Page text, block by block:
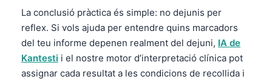
La conclusió pràctica és simple: no dejunis per
reflex. Si vols ajuda per entendre quins marcadors
del teu informe depenen realment del dejuni, IA de
Kantesti i el nostre motor d’interpretació clínica pot
assignar cada resultat a les condicions de recollida i